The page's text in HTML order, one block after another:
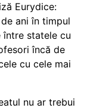
Eurydice:
ani în timpul
între statele cu
încă de
cu cele mai
nu ar trebui